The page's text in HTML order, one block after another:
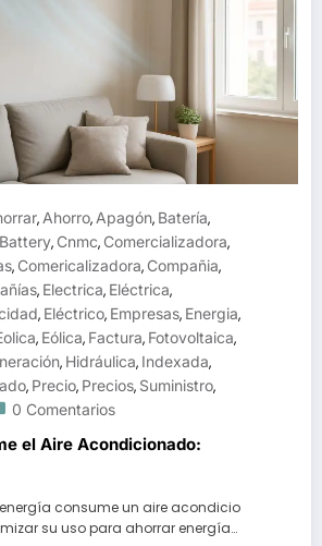
, Ahorro, Apagón, Batería,
Battery, Cnmc, Comercializadora,
, Comericalizadora, Compañia,
, Electrica, Eléctrica,
, Eléctrico, Empresas, Energia,
, Eólica, Factura, Fotovoltaica,
, Hidráulica, Indexada,
, Precio, Precios, Suministro,
0 Comentarios
el Aire Acondicionado:
consume un aire acondicio
su uso para ahorrar energía…